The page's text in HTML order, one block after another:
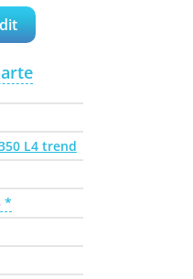
L4 trend